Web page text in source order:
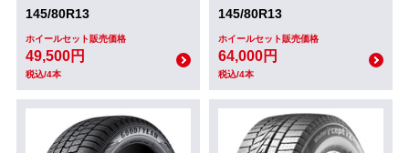
145/80R13
ホイールセット販売価格
49,500円
税込/4本
145/80R13
ホイールセット販売価格
64,000円
税込/4本